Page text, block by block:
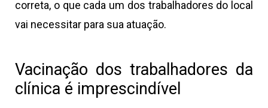
correta, o que cada um dos trabalhadores do local
vai necessitar para sua atuação.
Vacinação dos trabalhadores da
clínica é imprescindível